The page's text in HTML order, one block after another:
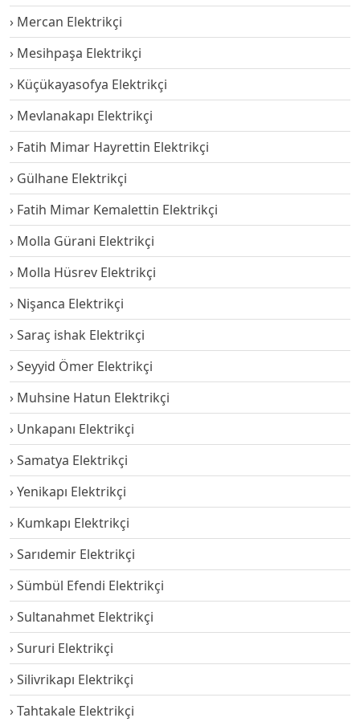
Mercan Elektrikçi
Mesihpaşa Elektrikçi
Küçükayasofya Elektrikçi
Mevlanakapı Elektrikçi
Fatih Mimar Hayrettin Elektrikçi
Gülhane Elektrikçi
Fatih Mimar Kemalettin Elektrikçi
Molla Gürani Elektrikçi
Molla Hüsrev Elektrikçi
Nişanca Elektrikçi
Saraç ishak Elektrikçi
Seyyid Ömer Elektrikçi
Muhsine Hatun Elektrikçi
Unkapanı Elektrikçi
Samatya Elektrikçi
Yenikapı Elektrikçi
Kumkapı Elektrikçi
Sarıdemir Elektrikçi
Sümbül Efendi Elektrikçi
Sultanahmet Elektrikçi
Sururi Elektrikçi
Silivrikapı Elektrikçi
Tahtakale Elektrikçi